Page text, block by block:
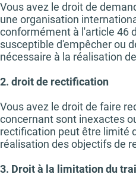
Vous avez le droit de
une organisation
conformément à l'article 46
susceptible d'empêcher ou
nécessaire à la réalisation
2. droit de rectification
Vous avez le droit de faire
concernant sont inexactes
rectification peut être limité
réalisation des objectifs de
3. Droit à la limitation du